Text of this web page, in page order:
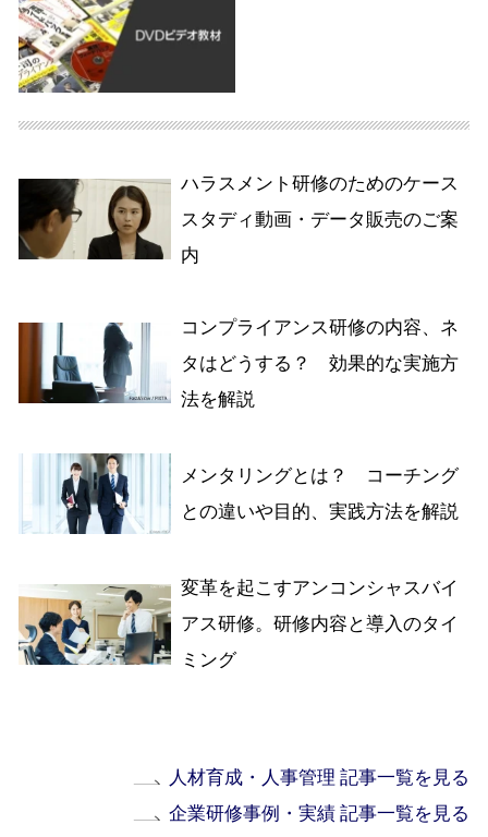
ハラスメント研修のためのケース
スタディ動画・データ販売のご案
内
コンプライアンス研修の内容、ネ
タはどうする？ 効果的な実施方
法を解説
メンタリングとは？ コーチング
との違いや目的、実践方法を解説
変革を起こすアンコンシャスバイ
アス研修。研修内容と導入のタイ
ミング
人材育成・人事管理 記事一覧を見る
企業研修事例・実績 記事一覧を見る